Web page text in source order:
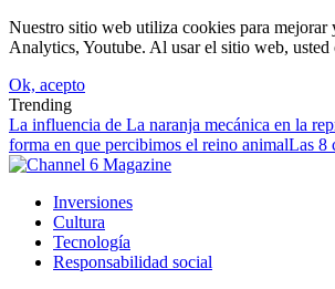
Nuestro sitio web utiliza cookies para
Analytics, Youtube. Al usar el sitio web,
Ok, acepto
Trending
La influencia de La naranja mecánica en la
forma en que percibimos el reino animalLas 8
Inversiones
Cultura
Tecnología
Responsabilidad social